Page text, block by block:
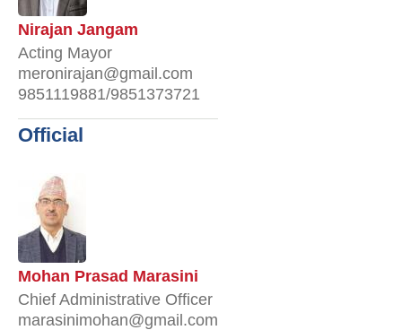
Nirajan Jangam
Acting Mayor
meronirajan@gmail.com
9851119881/9851373721
Official
Mohan Prasad Marasini
Chief Administrative Officer
marasinimohan@gmail.com